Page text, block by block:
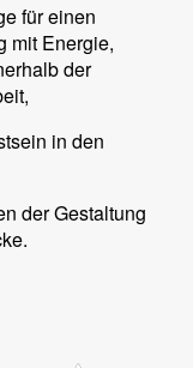
für einen
mit Energie,
der
in den
der Gestaltung